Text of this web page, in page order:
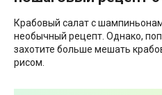
Крабовый салат с
необычный рецепт. Однако,
захотите больше мешать
рисом.